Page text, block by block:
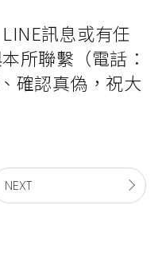
訊息或有任
所聯繫（電話：
確認真偽，祝大
NEXT